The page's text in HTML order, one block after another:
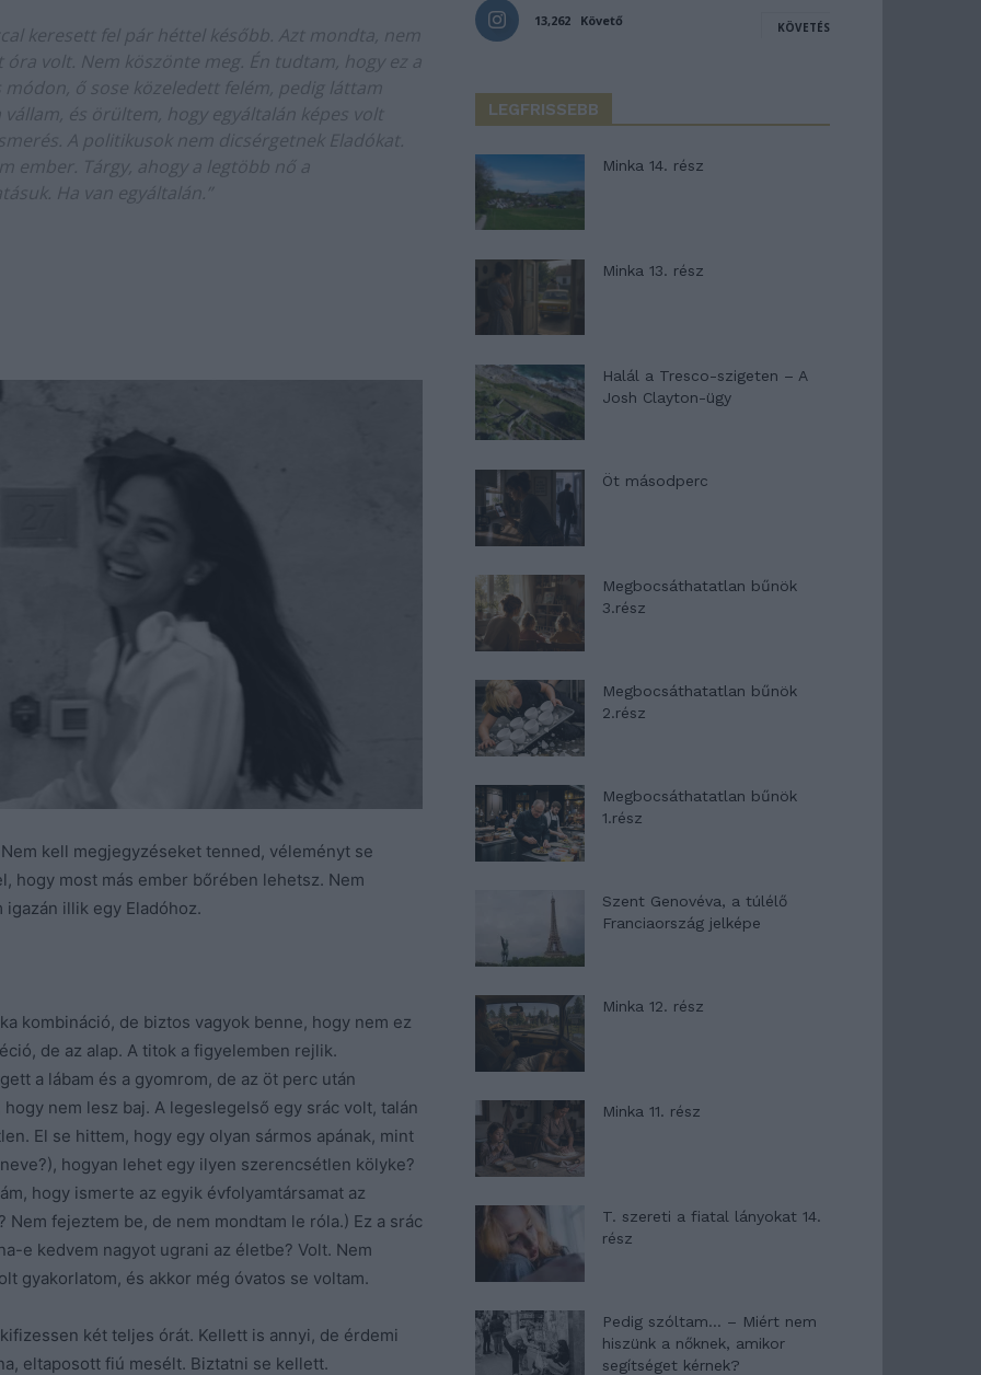
keresett fel pár héttel később. Azt mondta, nem
volt. Nem köszönte meg. Én tudtam, hogy ez a
ő sose közeledett felém, pedig láttam
és örültem, hogy egyáltalán képes volt
A politikusok nem dicsérgetnek Eladókat.
ember. Tárgy, ahogy a legtöbb nő a
Ha van egyáltalán.”
kell megjegyzéseket tenned, véleményt se
hogy most más ember bőrében lehetsz. Nem
illik egy Eladóhoz.
kombináció, de biztos vagyok benne, hogy nem ez
de az alap. A titok a figyelemben rejlik.
a lábam és a gyomrom, de az öt perc után
nem lesz baj. A legeslegelső egy srác volt, talán
El se hittem, hogy egy olyan sármos apának, mint
hogyan lehet egy ilyen szerencsétlen kölyke?
hogy ismerte az egyik évfolyamtársamat az
fejeztem be, de nem mondtam le róla.) Ez a srác
e kedvem nagyot ugrani az életbe? Volt. Nem
gyakorlatom, és akkor még óvatos se voltam.
két teljes órát. Kellett is annyi, de érdemi
eltaposott fiú mesélt. Biztatni se kellett.
13,262 Követő KÖVETÉS
LEGFRISSEBB
Minka 14. rész
Minka 13. rész
Halál a Tresco-szigeten – A
Josh Clayton-ügy
Öt másodperc
Megbocsáthatatlan bűnök
3.rész
Megbocsáthatatlan bűnök
2.rész
Megbocsáthatatlan bűnök
1.rész
Szent Genovéva, a túlélő
Franciaország jelképe
Minka 12. rész
Minka 11. rész
T. szereti a fiatal lányokat 14.
rész
Pedig szóltam… – Miért nem
hiszünk a nőknek, amikor
segítséget kérnek?